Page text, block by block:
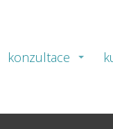
konzultace